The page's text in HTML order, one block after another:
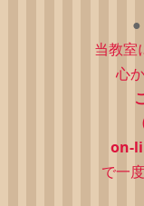
●
当教室
心
on-
で一